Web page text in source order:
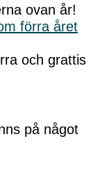
ovan år!
förra året
och grattis
på något